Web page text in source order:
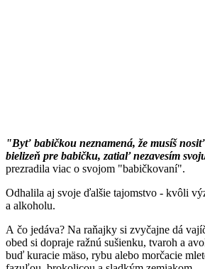
"Byť babičkou neznamená, že musíš
bielizeň pre babičku, zatiaľ nezavesím
prezradila viac o svojom "babičkovaní".
Odhalila aj svoje ďalšie tajomstvo - kvôli
a alkoholu.
A čo jedáva? Na raňajky si zvyčajne dá
obed si dopraje ražnú sušienku, tvaroh a
buď kuracie mäso, rybu alebo morčacie